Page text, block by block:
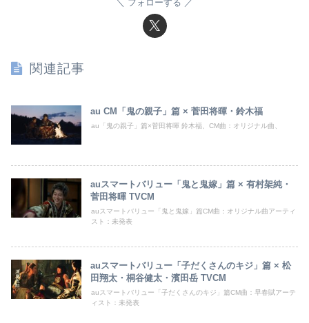
フォローする
関連記事
au CM「鬼の親子」篇 × 菅田将暉・鈴木福
au「鬼の親子」篇×菅田将暉 鈴木福、CM曲：オリジナル曲、
auスマートバリュー「鬼と鬼嫁」篇 × 有村架純・
菅田将暉 TVCM
auスマートバリュー「鬼と鬼嫁」篇CM曲：オリジナル曲アーティ
スト：未発表
auスマートバリュー「子だくさんのキジ」篇 × 松
田翔太・桐谷健太・濱田岳 TVCM
auスマートバリュー「子だくさんのキジ」篇CM曲：早春賦アーテ
ィスト：未発表